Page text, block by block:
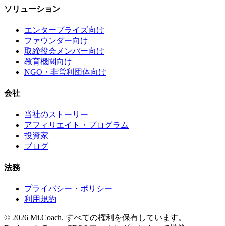
ソリューション
エンタープライズ向け
ファウンダー向け
取締役会メンバー向け
教育機関向け
NGO・非営利団体向け
会社
当社のストーリー
アフィリエイト・プログラム
投資家
ブログ
法務
プライバシー・ポリシー
利用規約
© 2026 Mi.Coach. すべての権利を保有しています。